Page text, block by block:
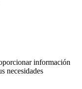
información
necesidades